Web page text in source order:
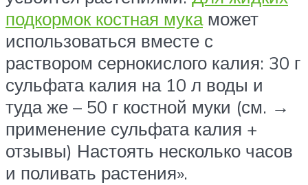
подкормок костная мукаможет
использоваться вместе с
раствором сернокислого калия: 30 г
сульфата калия на 10 л воды и
туда же – 50 г костной муки (см. →
применение сульфата калия +
отзывы) Настоять несколько часов
и поливать растения».